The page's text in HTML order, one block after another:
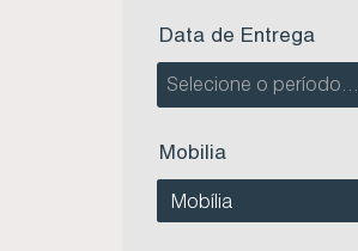
Data de Entrega
Mobilia
Mobília